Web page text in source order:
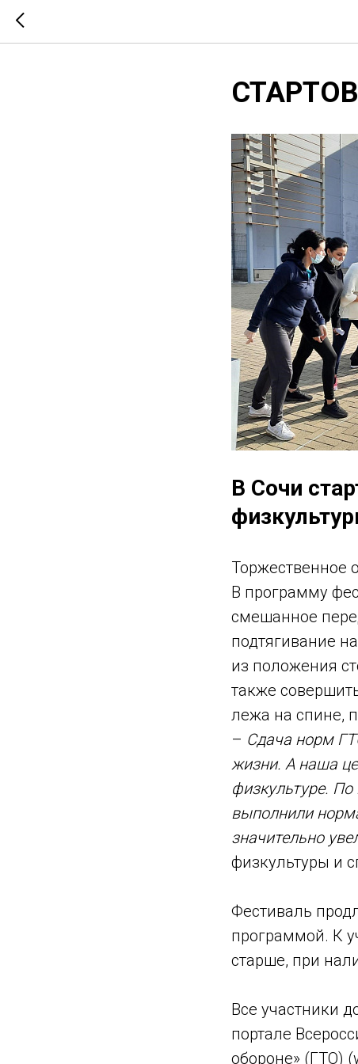
В Сочи
Торжественное
В программу
смешанное
подтягивание
из положения
также
лежа на спине,
– Сдача норм
жизни. А наша
физкультуре.
выполнили
значительно
физкультуры и
Фестиваль
программой. К
старше, при
Все участники
портале
обороне» (ГТО)